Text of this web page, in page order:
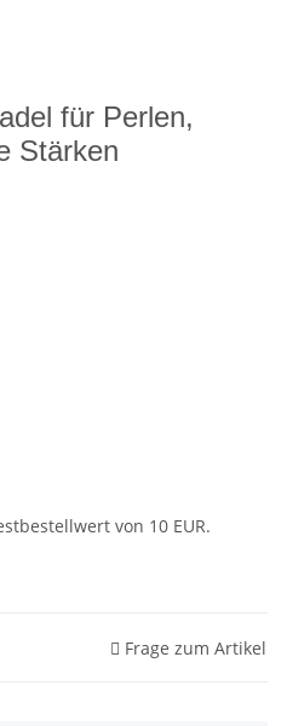
für Perlen,
Stärken
von 10 EUR.
Frage zum Artikel